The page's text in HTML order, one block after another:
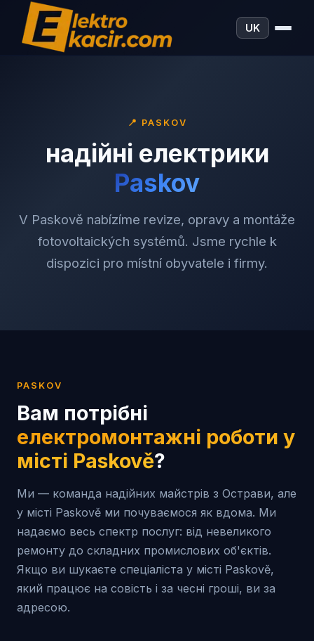
UK
📍 PASKOV
надійні електрики
Paskov
V Paskově nabízíme revize, opravy a montáže
fotovoltaických systémů. Jsme rychle k
dispozici pro místní obyvatele i firmy.
PASKOV
Вам потрібні
електромонтажні роботи у
місті Paskově?
Ми — команда надійних майстрів з Острави, але
у місті Paskově ми почуваємося як вдома. Ми
надаємо весь спектр послуг: від невеликого
ремонту до складних промислових об'єктів.
Якщо ви шукаєте спеціаліста у місті Paskově,
який працює на совість і за чесні гроші, ви за
адресою.